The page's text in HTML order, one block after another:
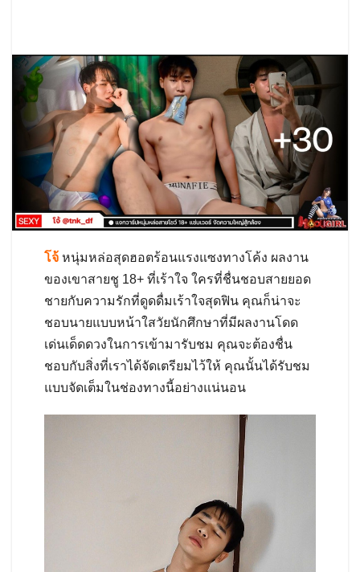
โจ้ หนุ่มหล่อสุดฮอตร้อนแรงแซงทางโค้ง ผลงาน
ของเขาสายชู 18+ ที่เร้าใจ ใครที่ชื่นชอบสายยอด
ชายกับความรักที่ดูดดื่มเร้าใจสุดฟิน คุณก็น่าจะ
ชอบนายแบบหน้าใสวัยนักศึกษาที่มีผลงานโดด
เด่นเด็ดดวงในการเข้ามารับชม คุณจะต้องชื่น
ชอบกับสิ่งที่เราได้จัดเตรียมไว้ให้ คุณนั้นได้รับชม
แบบจัดเต็มในช่องทางนี้อย่างแน่นอน